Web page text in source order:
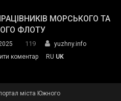
Південного
зустрілася
представниками
молодіжної
обговорювали
МОРСЬКОГО ТА
ФЛОТУ
119
yuzhny.info
коментарon
RU UK
міста Южного